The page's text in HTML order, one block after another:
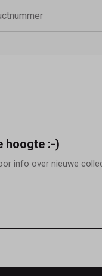
hoogte :-)
info over nieuwe